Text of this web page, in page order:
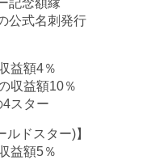
記念額縁
公式名刺発行
益額4％
収益額10％
スター
ルドスター)】
益額5％